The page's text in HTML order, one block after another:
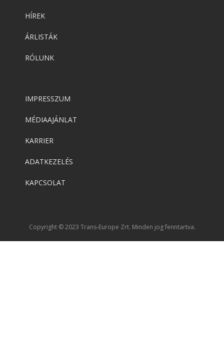
HÍREK
ÁRLISTÁK
RÓLUNK
IMPRESSZUM
MÉDIAAJÁNLAT
KARRIER
ADATKEZELÉS
KAPCSOLAT
Copyright © 2023 Trans-Europe Zrt. Minden jog fenntartva.